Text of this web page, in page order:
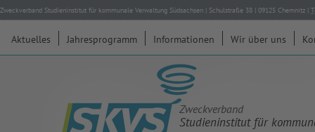
Zweckverband Studieninstitut für kommunale Verwaltung Südsachsen | Schulstraße 38 | 09125 Chemnitz |
Aktuelles Jahresprogramm Informationen Wir über uns
Zweckverband
Studieninstitut für